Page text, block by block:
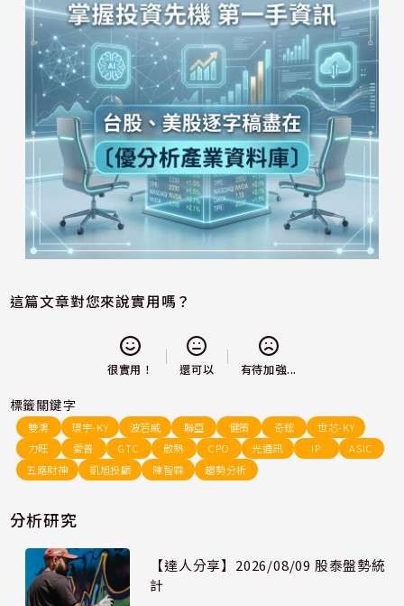
這篇文章對您來說實用嗎？
很實用！ 還可以 有待加強...
標籤關鍵字
雙鴻 環宇-KY 波若威 聯亞 健策 奇鋐
世芯-KY
力旺
愛普 GTC 散熱 CPO 光通訊 IP
ASIC
五路財神
凱旭投顧 陳智霖 趨勢分析
分析研究
【達人分享】2026/08/09 股泰盤勢統
計